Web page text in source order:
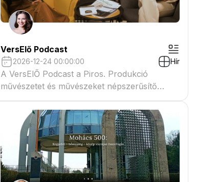
VersElő Podcast
2026-12-24 00:00:00 Hír
A VersElŐ Podcast a Piros. Produkció
művészetet és művészeket népszerűsítő
beszélgető műsora